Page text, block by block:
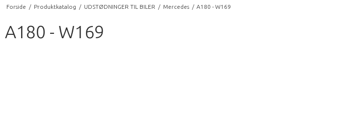
Forside / Produktkatalog / UDSTØDNINGER TIL BILER / Mercedes / A180 - W169
A180 - W169